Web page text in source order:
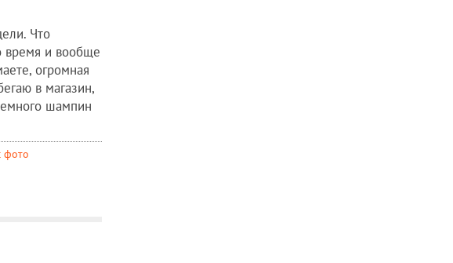
Что
время и вообще
огромная
в магазин,
шампин
фото